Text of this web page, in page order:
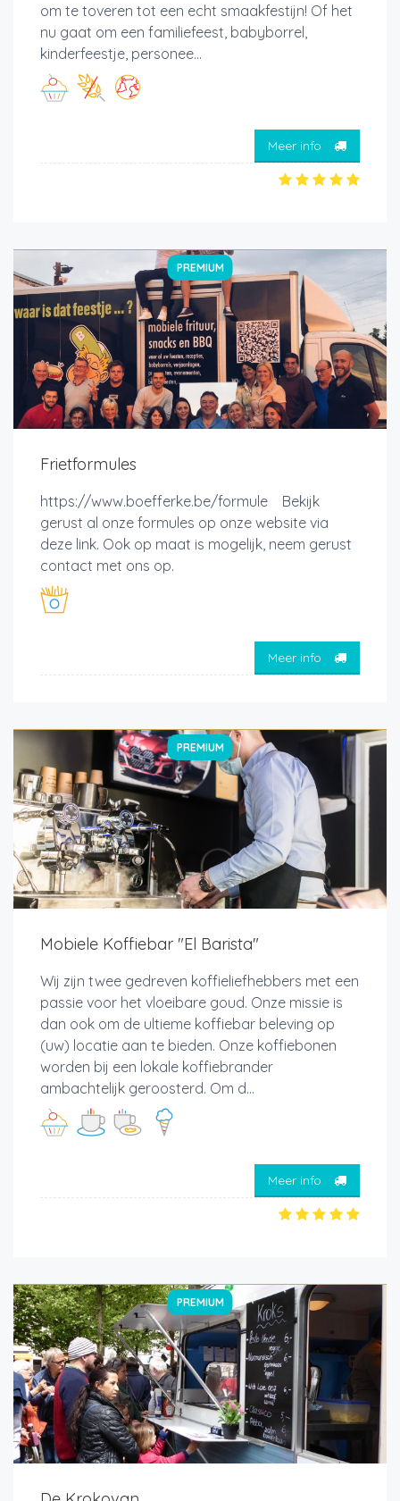
om te toveren tot een echt smaakfestijn! Of het
nu gaat om een familiefeest, babyborrel,
kinderfeestje, personee...
Meer info
PREMIUM
Frietformules
https://www.boefferke.be/formule Bekijk
gerust al onze formules op onze website via
deze link. Ook op maat is mogelijk, neem gerust
contact met ons op.
Meer info
PREMIUM
Mobiele Koffiebar "El Barista"
Wij zijn twee gedreven koffieliefhebbers met een
passie voor het vloeibare goud. Onze missie is
dan ook om de ultieme koffiebar beleving op
(uw) locatie aan te bieden. Onze koffiebonen
worden bij een lokale koffiebrander
ambachtelijk geroosterd. Om d...
Meer info
PREMIUM